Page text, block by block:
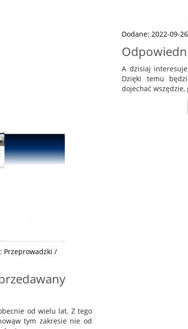
Dodane: 2022-09-26
A dzisiaj
Dzięki temu
dojechać wszędzie,
Przeprowadzki /
od wielu lat. Z tego
tym zakresie nie od